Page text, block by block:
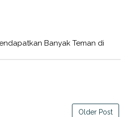
Banyak Teman di
Older Post